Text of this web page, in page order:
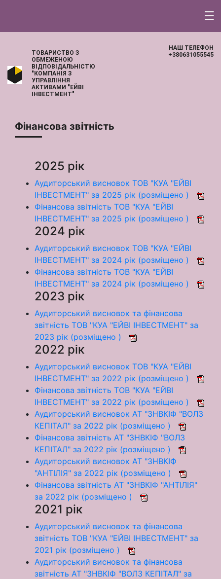
☰
ТОВАРИСТВО З
ОБМЕЖЕНОЮ
ВІДПОВІДАЛЬНІСТЮ
"КОМПАНІЯ З
УПРАВЛІННЯ
АКТИВАМИ "ЕЙВІ
ІНВЕСТМЕНТ"
НАШ ТЕЛЕФОН
+380631055545
Фінансова звітність
2025 рік
Аудиторський висновок ТОВ "КУА "ЕЙВІ
ІНВЕСТМЕНТ" за 2025 рік (розміщено )
Фінансова звітність ТОВ "КУА "ЕЙВІ
ІНВЕСТМЕНТ" за 2025 рік (розміщено )
2024 рік
Аудиторський висновок ТОВ "КУА "ЕЙВІ
ІНВЕСТМЕНТ" за 2024 рік (розміщено )
Фінансова звітність ТОВ "КУА "ЕЙВІ
ІНВЕСТМЕНТ" за 2024 рік (розміщено )
2023 рік
Аудиторський висновок та фінансова
звітність ТОВ "КУА "ЕЙВІ ІНВЕСТМЕНТ" за
2023 рік (розміщено )
2022 рік
Аудиторський висновок ТОВ "КУА "ЕЙВІ
ІНВЕСТМЕНТ" за 2022 рік (розміщено )
Фінансова звітність ТОВ "КУА "ЕЙВІ
ІНВЕСТМЕНТ" за 2022 рік (розміщено )
Аудиторський висновок АТ "ЗНВКІФ "ВОЛЗ
КЕПІТАЛ" за 2022 рік (розміщено )
Фінансова звітність АТ "ЗНВКІФ "ВОЛЗ
КЕПІТАЛ" за 2022 рік (розміщено )
Аудиторський висновок АТ "ЗНВКІФ
"АНТІЛІЯ" за 2022 рік (розміщено )
Фінансова звітність АТ "ЗНВКІФ "АНТІЛІЯ"
за 2022 рік (розміщено )
2021 рік
Аудиторський висновок та фінансова
звітність ТОВ "КУА "ЕЙВІ ІНВЕСТМЕНТ" за
2021 рік (розміщено )
Аудиторський висновок та фінансова
звітність АТ "ЗНВКІФ "ВОЛЗ КЕПІТАЛ" за